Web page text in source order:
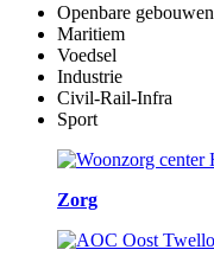
Openbare gebouwen
Maritiem
Voedsel
Industrie
Civil-Rail-Infra
Sport
Zorg